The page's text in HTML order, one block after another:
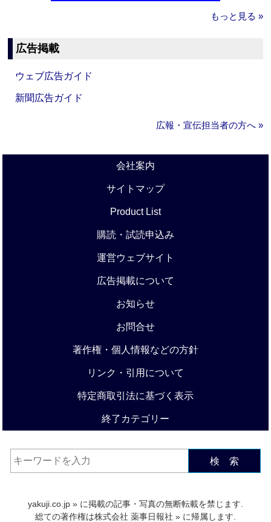
もっと見る »
広告掲載
ウェブ広告ガイド
新聞広告ガイド
広報・宣伝担当者の方へ »
会社案内
サイトマップ
Product List
購読・試読申込み
運営ウェブサイト
広告掲載について
お知らせ
お問合せ
著作権・個人情報などの方針
リンク・引用について
特定商取引法に基づく表示
終了カテゴリー
検 索
yakuji.co.jp » に掲載の記事・写真の無断転載を禁じます.
総ての著作権は株式会社 薬事日報社 » に帰属します.